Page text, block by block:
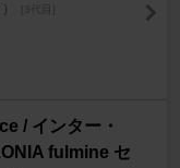
[3代目]
/ インター・
fulmine セ